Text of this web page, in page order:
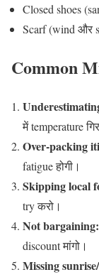
Closed shoes
Scarf (wind और
Common
में temperature
Over-packing
fatigue होगी।
Skipping local
try करो।
Not bargaining:
discount मांगो।
Missing